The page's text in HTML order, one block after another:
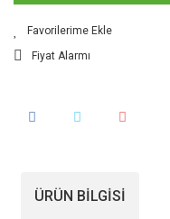
Fiyat Alarmı
ÜRÜN BILGISI